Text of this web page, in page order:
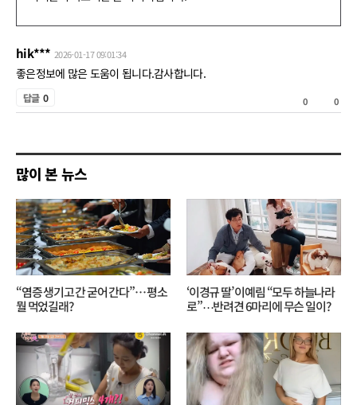
쓰
기
hik*** 2026-01-17 09:01:34
좋은정보에 많은 도움이 됩니다.감사합니다.
답글 0
공
0 0
많이 본 뉴스
“염증 생기고 간 굳어 간다”… 평소
뭘 먹었길래?
‘이경규 딸’ 이예림 “모두 하늘나라
로”⋯반려견 6마리에 무슨 일이?